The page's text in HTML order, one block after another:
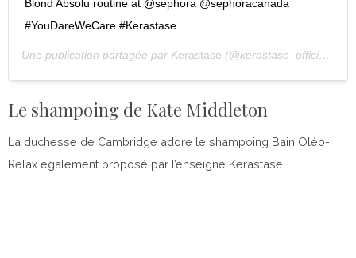
Blond Absolu routine at @sephora @sephoracanada
#YouDareWeCare #Kerastase
Une publication partagée par Kerastase (@kerastase_official) le
Le shampoing de Kate Middleton
La duchesse de Cambridge adore le shampoing Bain Oléo-
Relax également proposé par l’enseigne Kerastase.